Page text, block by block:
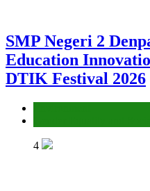
SMP Negeri 2
Education
DTIK Festival 2026
4